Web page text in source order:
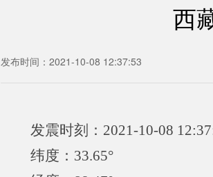
西
发布时间：2021-10-08 12:37:53
发震时刻：2021-10-08
纬度：33.65°